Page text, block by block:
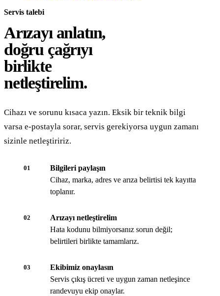
Servis talebi
Arızayı anlatın,
doğru çağrıyı
birlikte
netleştirelim.
Cihazı ve sorunu kısaca yazın. Eksik bir teknik bilgi
varsa e-postayla sorar, servis gerekiyorsa uygun zamanı
sizinle netleştiririz.
01
Bilgileri paylaşın
Cihaz, marka, adres ve arıza belirtisi tek kayıtta
toplanır.
02
Arızayı netleştirelim
Hata kodunu bilmiyorsanız sorun değil;
belirtileri birlikte tamamlarız.
03
Ekibimiz onaylasın
Servis çıkış ücreti ve uygun zaman netleşince
randevuyu ekip onaylar.